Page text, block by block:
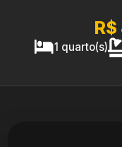
1 quarto(s)